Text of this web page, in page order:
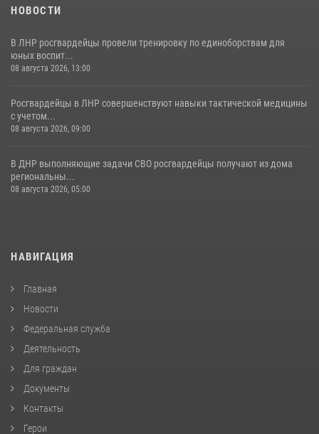
НОВОСТИ
В ЛНР росгвардейцы провели тренировку по единоборствам для
юных воспит...
08 августа 2026, 13:00
Росгвардейцы в ЛНР совершенствуют навыки тактической медицины
с учетом...
08 августа 2026, 09:00
В ДНР выполняющие задачи СВО росгвардейцы получают из дома
региональны...
08 августа 2026, 05:00
НАВИГАЦИЯ
Главная
Новости
Федеральная служба
Деятельность
Для граждан
Документы
Контакты
Герои